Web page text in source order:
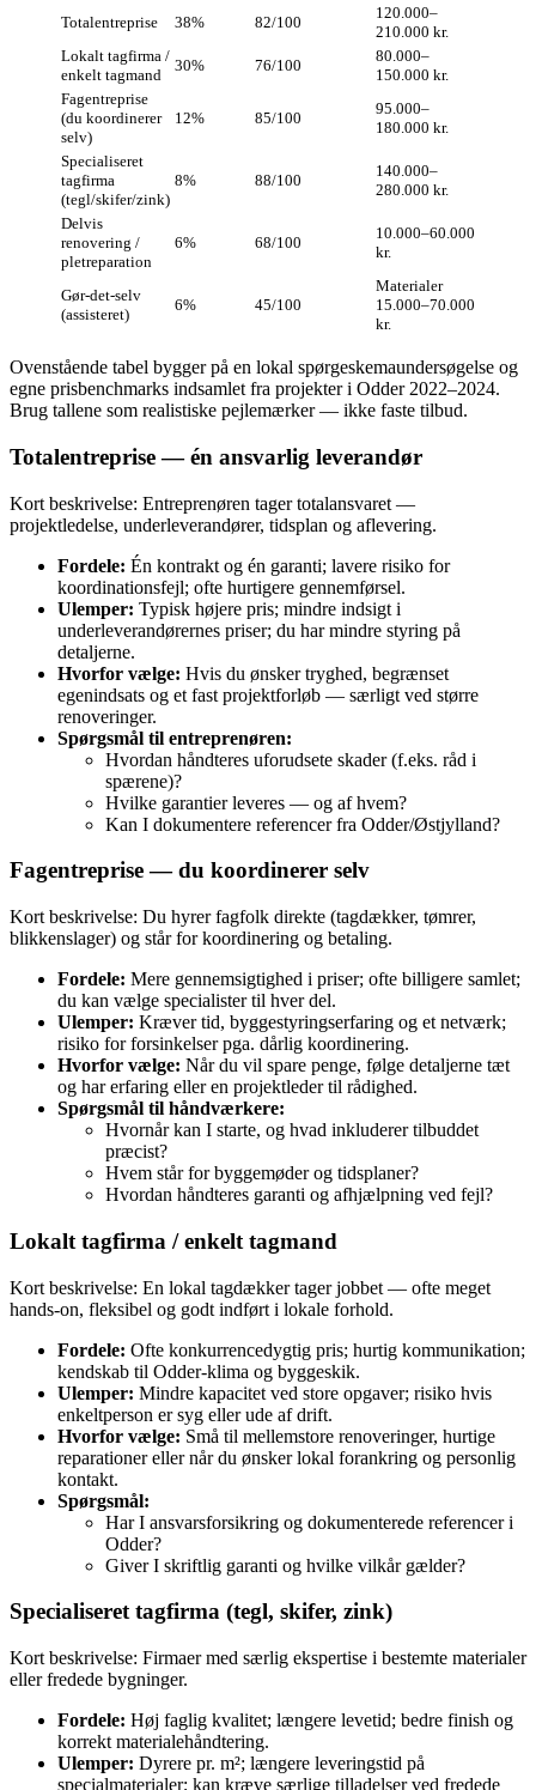
Totalentreprise
38% 82/100
120.000–
210.000 kr.
Lokalt tagfirma /
enkelt tagmand
30% 76/100
80.000–
150.000 kr.
Fagentreprise
(du koordinerer
selv)
12% 85/100
95.000–
180.000 kr.
Specialiseret
tagfirma
(tegl/skifer/zink)
8% 88/100
140.000–
280.000 kr.
Delvis
renovering /
pletreparation
6% 68/100
10.000–60.000
kr.
Gør‑det‑selv
(assisteret)
6% 45/100
Materialer
15.000–70.000
kr.
Ovenstående tabel bygger på en lokal spørgeskemaundersøgelse og
egne prisbenchmarks indsamlet fra projekter i Odder 2022–2024.
Brug tallene som realistiske pejlemærker — ikke faste tilbud.
Totalentreprise — én ansvarlig leverandør
Kort beskrivelse: Entreprenøren tager totalansvaret —
projektledelse, underleverandører, tidsplan og aflevering.
Fordele: Én kontrakt og én garanti; lavere risiko for
koordinationsfejl; ofte hurtigere gennemførsel.
Ulemper: Typisk højere pris; mindre indsigt i
underleverandørernes priser; du har mindre styring på
detaljerne.
Hvorfor vælge: Hvis du ønsker tryghed, begrænset
egenindsats og et fast projektforløb — særligt ved større
renoveringer.
Spørgsmål til entreprenøren:
Hvordan håndteres uforudsete skader (f.eks. råd i
spærene)?
Hvilke garantier leveres — og af hvem?
Kan I dokumentere referencer fra Odder/Østjylland?
Fagentreprise — du koordinerer selv
Kort beskrivelse: Du hyrer fagfolk direkte (tagdækker, tømrer,
blikkenslager) og står for koordinering og betaling.
Fordele: Mere gennemsigtighed i priser; ofte billigere samlet;
du kan vælge specialister til hver del.
Ulemper: Kræver tid, byggestyringserfaring og et netværk;
risiko for forsinkelser pga. dårlig koordinering.
Hvorfor vælge: Når du vil spare penge, følge detaljerne tæt
og har erfaring eller en projektleder til rådighed.
Spørgsmål til håndværkere:
Hvornår kan I starte, og hvad inkluderer tilbuddet
præcist?
Hvem står for byggemøder og tidsplaner?
Hvordan håndteres garanti og afhjælpning ved fejl?
Lokalt tagfirma / enkelt tagmand
Kort beskrivelse: En lokal tagdækker tager jobbet — ofte meget
hands‑on, fleksibel og godt indført i lokale forhold.
Fordele: Ofte konkurrencedygtig pris; hurtig kommunikation;
kendskab til Odder‑klima og byggeskik.
Ulemper: Mindre kapacitet ved store opgaver; risiko hvis
enkeltperson er syg eller ude af drift.
Hvorfor vælge: Små til mellemstore renoveringer, hurtige
reparationer eller når du ønsker lokal forankring og personlig
kontakt.
Spørgsmål:
Har I ansvarsforsikring og dokumenterede referencer i
Odder?
Giver I skriftlig garanti og hvilke vilkår gælder?
Specialiseret tagfirma (tegl, skifer, zink)
Kort beskrivelse: Firmaer med særlig ekspertise i bestemte materialer
eller fredede bygninger.
Fordele: Høj faglig kvalitet; længere levetid; bedre finish og
korrekt materialehåndtering.
Ulemper: Dyrere pr. m²; længere leveringstid på
specialmaterialer; kan kræve særlige tilladelser ved fredede